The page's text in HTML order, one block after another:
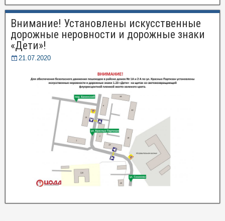
Внимание! Установлены искусственные
дорожные неровности и дорожные знаки
«Дети»!
21.07.2020